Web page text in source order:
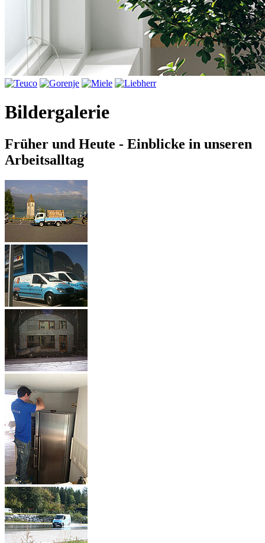
Bildergalerie
Früher und Heute - Einblicke in unseren
Arbeitsalltag